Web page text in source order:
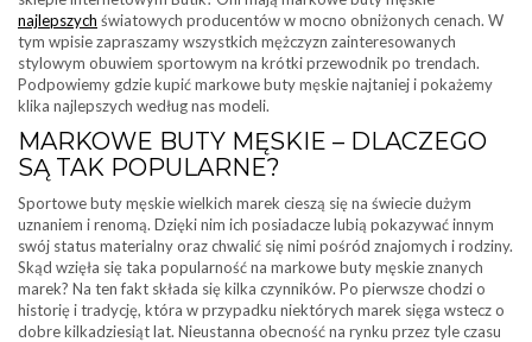
najlepszych światowych producentów w mocno obniżonych cenach. W
tym wpisie zapraszamy wszystkich mężczyzn zainteresowanych
stylowym obuwiem sportowym na krótki przewodnik po trendach.
Podpowiemy gdzie kupić markowe buty męskie najtaniej i pokażemy
klika najlepszych według nas modeli.
MARKOWE BUTY MĘSKIE – DLACZEGO
SĄ TAK POPULARNE?
Sportowe buty męskie wielkich marek cieszą się na świecie dużym
uznaniem i renomą. Dzięki nim ich posiadacze lubią pokazywać innym
swój status materialny oraz chwalić się nimi pośród znajomych i rodziny.
Skąd wzięła się taka popularność na markowe buty męskie znanych
marek? Na ten fakt składa się kilka czynników. Po pierwsze chodzi o
historię i tradycję, która w przypadku niektórych marek sięga wstecz o
dobre kilkadziesiąt lat. Nieustanna obecność na rynku przez tyle czasu